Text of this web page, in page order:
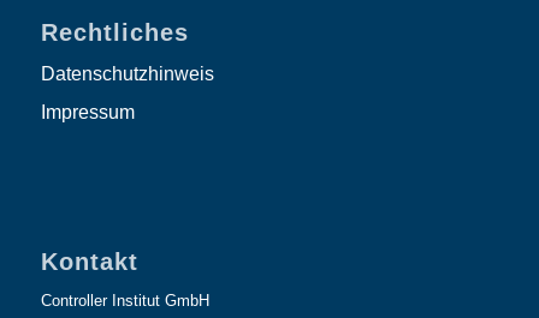
Rechtliches
Datenschutzhinweis
Impressum
Kontakt
Controller Institut GmbH